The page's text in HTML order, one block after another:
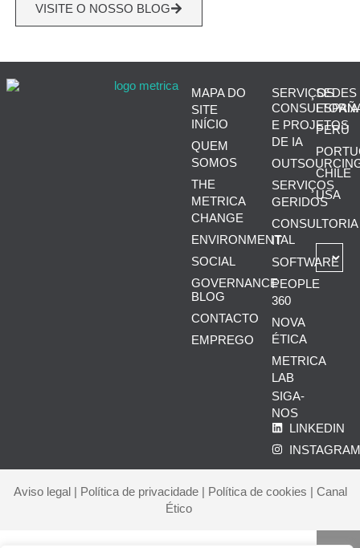
VISITE O NOSSO BLOG
MAPA DO
SITE
INÍCIO
QUEM
SOMOS
THE
METRICA
CHANGE
ENVIRONMENTAL
SOCIAL
GOVERNANCE
BLOG
CONTACTO
EMPREGO
SERVIÇOS
CONSULTORIA
E PROJETOS
DE IA
SERVIÇOS
GERIDOS
CONSULTORIA
IT
SOFTWARE
PEOPLE
360
NOVA
ÉTICA
METRICA
LAB
SIGA-
NOS
LINKEDIN
SEDES
PERÚ
CHILE
USA
Aviso legal| Política de privacidade| Política de cookies | Canal
Ético